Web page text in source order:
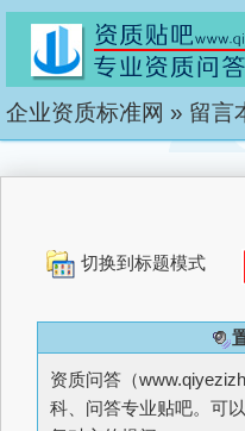
企业资质标准网 » 留言
切换到标题模式
资质问答（
科、问答专业贴吧。可